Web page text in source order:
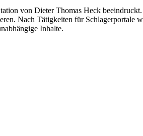
von Dieter Thomas Heck
Nach Tätigkeiten für Schlagerportale
Inhalte.